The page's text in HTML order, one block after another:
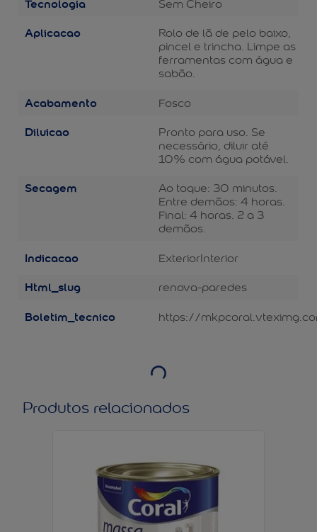
Sem Cheiro
Aplicacao
Rolo de lã de pelo baixo,
pincel e trincha. Limpe as
ferramentas com água e
sabão.
Acabamento Fosco
Diluicao
Pronto para uso. Se
necessário, diluir até
10% com água potável.
Secagem
Ao toque: 30 minutos.
Entre demãos: 4 horas.
Final: 4 horas. 2 a 3
demãos.
Indicacao ExteriorInterior
Html_slug renova-paredes
Boletim_tecnico https://
Produtos relacionados